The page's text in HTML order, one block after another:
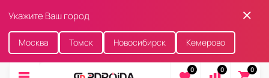
Укажите Ваш город
Москва Томск Новосибирск Кемерово
0 0 0